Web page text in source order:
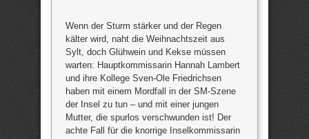
Wenn der Sturm stärker und der Regen
kälter wird, naht die Weihnachtszeit aus
Sylt, doch Glühwein und Kekse müssen
warten: Hauptkommissarin Hannah Lambert
und ihre Kollege Sven-Ole Friedrichsen
haben mit einem Mordfall in der SM-Szene
der Insel zu tun – und mit einer jungen
Mutter, die spurlos verschwunden ist! Der
achte Fall für die knorrige Inselkommissarin